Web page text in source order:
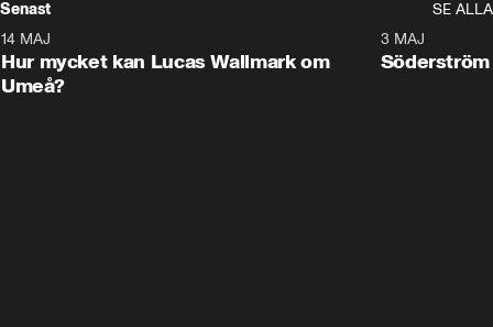
Senast
SE ALLA
Plus
14 MAJ
Hur mycket kan Lucas Wallmark om
Umeå?
3 MAJ